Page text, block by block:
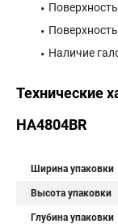
Наличие
Технические
HA4804BR
Ширина упаковки
Высота упаковки
Глубина упаковки